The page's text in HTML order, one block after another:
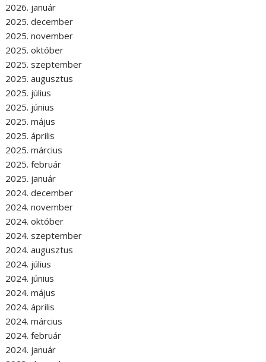
2026. január
2025. december
2025. november
2025. október
2025. szeptember
2025. augusztus
2025. július
2025. június
2025. május
2025. április
2025. március
2025. február
2025. január
2024. december
2024. november
2024. október
2024. szeptember
2024. augusztus
2024. július
2024. június
2024. május
2024. április
2024. március
2024. február
2024. január